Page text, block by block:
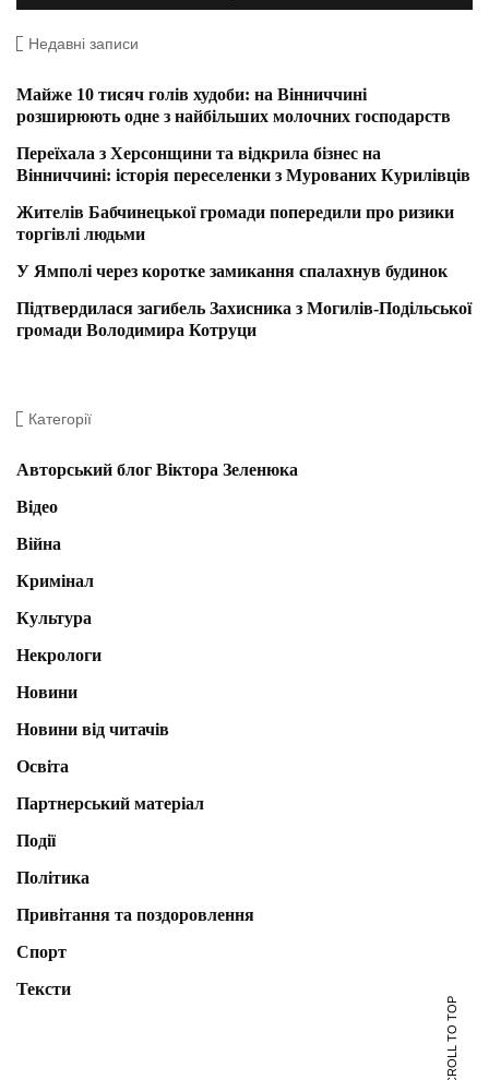
Недавні записи
Майже 10 тисяч голів худоби: на Вінниччині
розширюють одне з найбільших молочних господарств
Переїхала з Херсонщини та відкрила бізнес на
Вінниччині: історія переселенки з Мурованих Курилівців
Жителів Бабчинецької громади попередили про ризики
торгівлі людьми
У Ямполі через коротке замикання спалахнув будинок
Підтвердилася загибель Захисника з Могилів-Подільської
громади Володимира Котруци
Категорії
Авторський блог Віктора Зеленюка
Відео
Війна
Кримінал
Культура
Некрологи
Новини
Новини від читачів
Освіта
Партнерський матеріал
Події
Політика
Привітання та поздоровлення
Спорт
Тексти
SCROLL TO TOP